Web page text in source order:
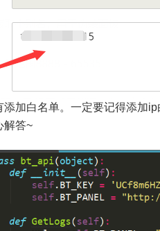
添加白名单。一定要记得添加
解答~